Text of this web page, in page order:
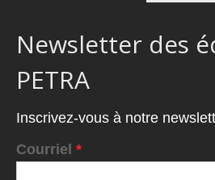
Newsletter des
PETRA
Inscrivez-vous à notre
Courriel *